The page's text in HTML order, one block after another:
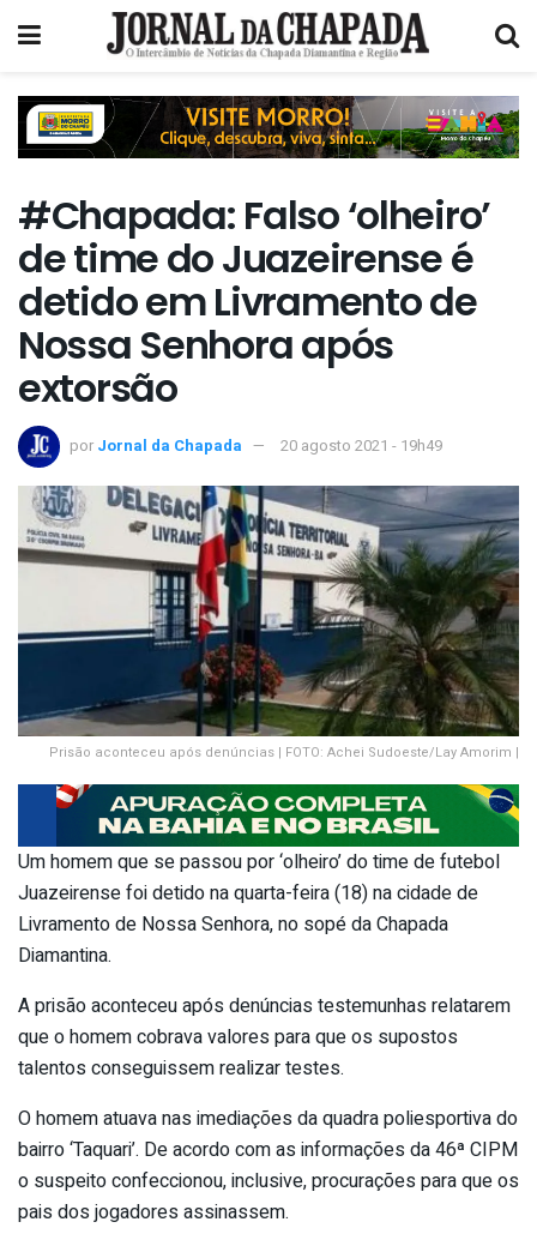
#Chapada: Falso ‘olheiro’
de time do Juazeirense é
detido em Livramento de
Nossa Senhora após
extorsão
por Jornal da Chapada 20 agosto 2021 - 19h49
Prisão aconteceu após denúncias | FOTO: Achei Sudoeste/Lay Amorim |
Um homem que se passou por ‘olheiro’ do time de futebol
Juazeirense foi detido na quarta-feira (18) na cidade de
Livramento de Nossa Senhora, no sopé da Chapada
Diamantina.
A prisão aconteceu após denúncias testemunhas relatarem
que o homem cobrava valores para que os supostos
talentos conseguissem realizar testes.
O homem atuava nas imediações da quadra poliesportiva do
bairro ‘Taquari’. De acordo com as informações da 46ª CIPM
o suspeito confeccionou, inclusive, procurações para que os
pais dos jogadores assinassem.